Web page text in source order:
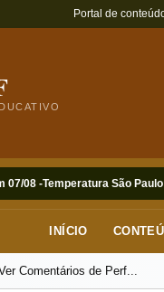
Portal de
07/08 -Temperatura São
INÍCIO
Comentários de Perf...